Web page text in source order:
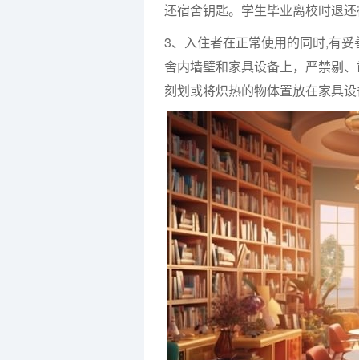
还宿舍钥匙。学生毕业离校时退
3、入住者在正常使用的同时,有
舍内墙壁和家具设备上，严禁剔
刻划或将炽热的物体置放在家具